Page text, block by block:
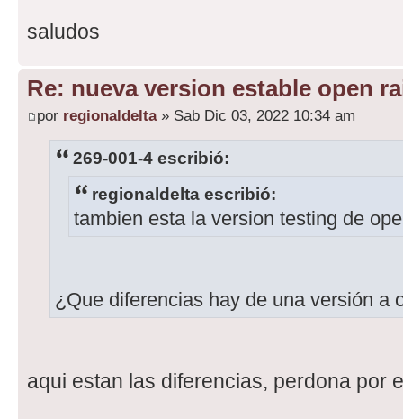
saludos
Re: nueva version estable open
por regionaldelta» Sab Dic 03, 2022 10:34 am
269-001-4 escribió:
regionaldelta escribió:
tambien esta la version testing de
¿Que diferencias hay de una versión a
aqui estan las diferencias, perdona por